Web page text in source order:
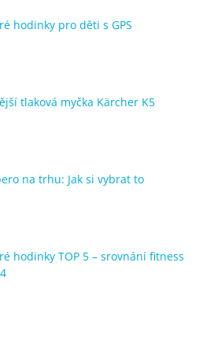
hodinky pro děti s GPS
tlaková myčka Kärcher K5
na trhu: Jak si vybrat to
hodinky TOP 5 – srovnání fitness